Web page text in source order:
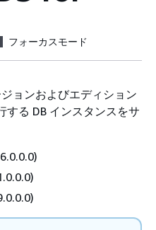
フォーカスモード
ョンおよびエディション
る DB インスタンスをサ